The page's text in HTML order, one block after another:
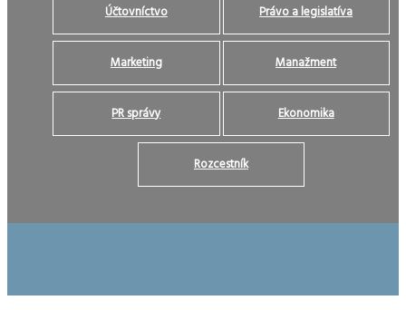
Účtovníctvo Právo a legislatíva
Marketing Manažment
PR správy Ekonomika
Rozcestník